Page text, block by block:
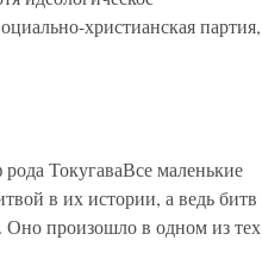
христианская партия,
ТокугаваВсе маленькие
в их истории, а ведь битв
Оно произошло в одном из тех